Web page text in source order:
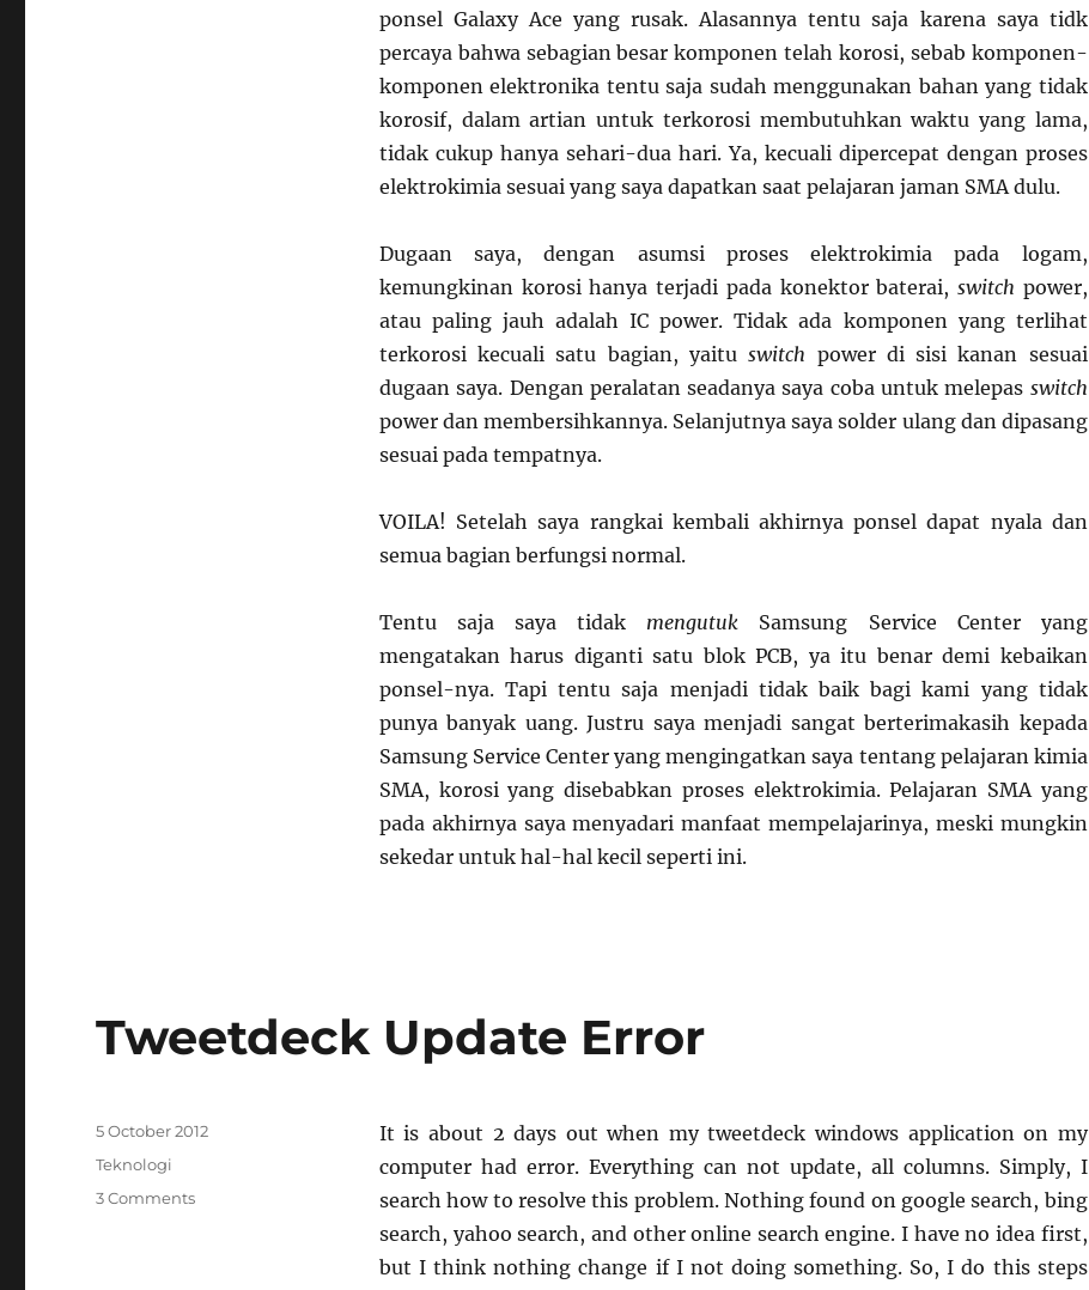
ponsel Galaxy Ace yang rusak. Alasannya tentu saja karena saya tidk
percaya bahwa sebagian besar komponen telah korosi, sebab komponen-
komponen elektronika tentu saja sudah menggunakan bahan yang tidak
korosif, dalam artian untuk terkorosi membutuhkan waktu yang lama,
tidak cukup hanya sehari-dua hari. Ya, kecuali dipercepat dengan proses
elektrokimia sesuai yang saya dapatkan saat pelajaran jaman SMA dulu.
Dugaan saya, dengan asumsi proses elektrokimia pada logam,
kemungkinan korosi hanya terjadi pada konektor baterai, switch power,
atau paling jauh adalah IC power. Tidak ada komponen yang terlihat
terkorosi kecuali satu bagian, yaituswitch power di sisi kanan sesuai
dugaan saya. Dengan peralatan seadanya saya coba untuk melepas switch
power dan membersihkannya. Selanjutnya saya solder ulang dan dipasang
sesuai pada tempatnya.
VOILA! Setelah saya rangkai kembali akhirnya ponsel dapat nyala dan
semua bagian berfungsi normal.
Tentu saja saya tidak mengutuk Samsung Service Center yang
mengatakan harus diganti satu blok PCB, ya itu benar demi kebaikan
ponsel-nya. Tapi tentu saja menjadi tidak baik bagi kami yang tidak
punya banyak uang. Justru saya menjadi sangat berterimakasih kepada
Samsung Service Center yang mengingatkan saya tentang pelajaran kimia
SMA, korosi yang disebabkan proses elektrokimia. Pelajaran SMA yang
pada akhirnya saya menyadari manfaat mempelajarinya, meski mungkin
sekedar untuk hal-hal kecil seperti ini.
Tweetdeck Update Error
It is about 2 days out when my tweetdeck windows application on my
computer had error. Everything can not update, all columns. Simply, I
search how to resolve this problem. Nothing found on google search, bing
search, yahoo search, and other online search engine. I have no idea first,
but I think nothing change if I not doing something. So, I do this steps
Posted
on
5 October 2012
Categories
Teknologi
3 Commentson